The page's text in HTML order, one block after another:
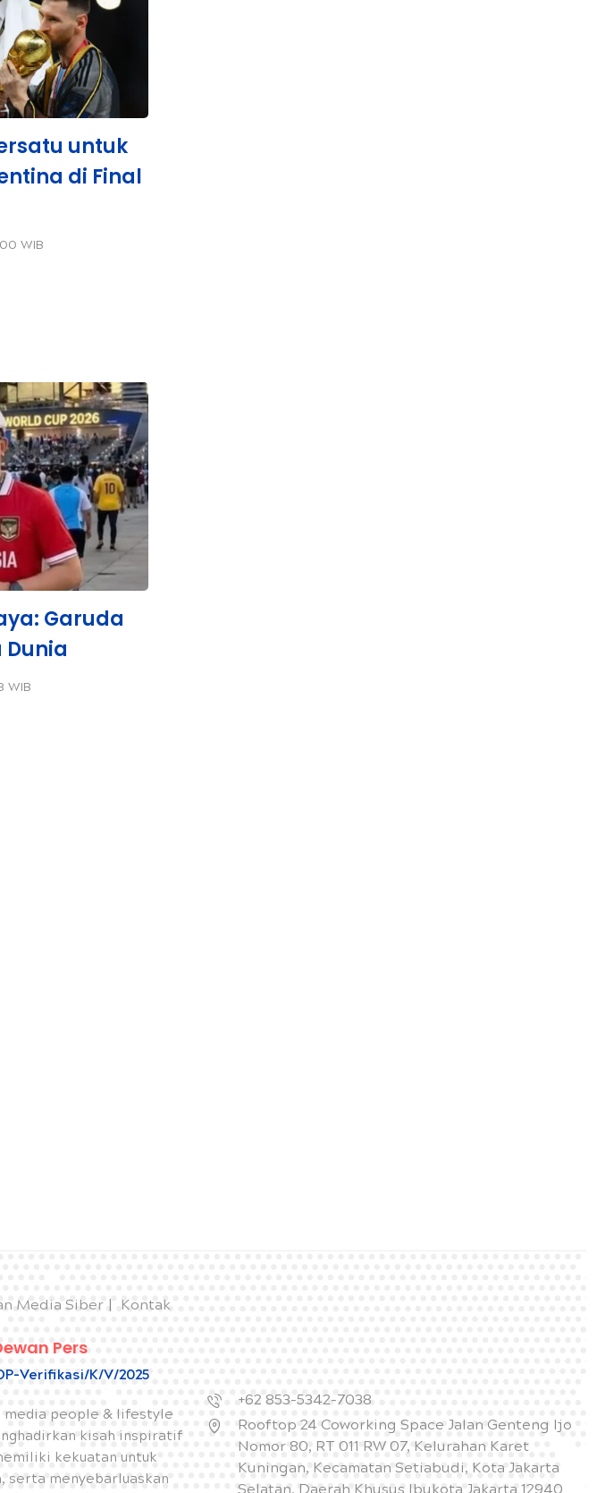
untuk
di Final
WIB
Garuda
WIB
Media Siber Kontak
Pers
Verifikasi/K/V/2025
media people & lifestyle
kisah inspiratif
kekuatan untuk
serta menyebarluaskan
+62 853-5342-7038
Rooftop 24 Coworking Space Jalan Genteng Ijo
Nomor 80, RT 011 RW 07, Kelurahan Karet
Kuningan, Kecamatan Setiabudi, Kota Jakarta